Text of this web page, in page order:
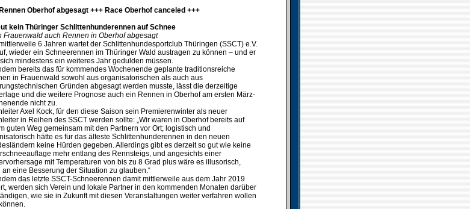
Oberhof abgesagt +++ Race Oberhof canceled +++
kein Thüringer Schlittenhunderennen auf Schnee
Frauenwald auch Rennen in Oberhof abgesagt
6 Jahren wartet der Schlittenhundesportclub Thüringen (SSCT) e.V.
wieder ein Schneerennen im Thüringer Wald austragen zu können – und er
mindestens ein weiteres Jahr gedulden müssen.⁣
bereits das für kommendes Wochenende geplante traditionsreiche
in Frauenwald sowohl aus organisatorischen als auch aus
Gründen abgesagt werden musste, lässt die derzeitige
und die weitere Prognose auch ein Rennen in Oberhof am ersten März-
nicht zu.⁣
Axel Kock, für den diese Saison sein Premierenwinter als neuer
in Reihen des SSCT werden sollte: „Wir waren in Oberhof bereits auf
guten Weg gemeinsam mit den Partnern vor Ort; logistisch und
hätte es für das älteste Schlittenhunderennen in den neuen
keine Hürden gegeben. Allerdings gibt es derzeit so gut wie keine
mehr entlang des Rennsteigs, und angesichts einer
mit Temperaturen von bis zu 8 Grad plus wäre es illusorisch,
an eine Besserung der Situation zu glauben.“⁣
das letzte SSCT-Schneerennen damit mittlerweile aus dem Jahr 2019
werden sich Verein und lokale Partner in den kommenden Monaten darüber
wie sie in Zukunft mit diesen Veranstaltungen weiter verfahren wollen